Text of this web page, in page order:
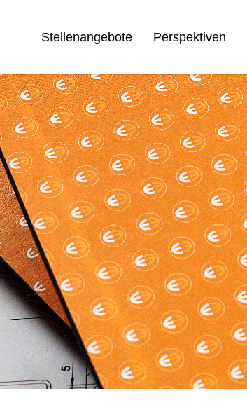
Stellenangebote Perspektiven